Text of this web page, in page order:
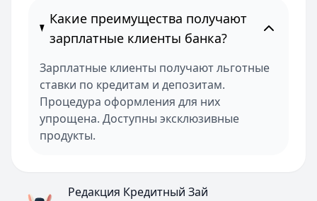
Какие преимущества получают
зарплатные клиенты банка?
Зарплатные клиенты получают льготные
ставки по кредитам и депозитам.
Процедура оформления для них
упрощена. Доступны эксклюзивные
продукты.
Редакция Кредитный Зай